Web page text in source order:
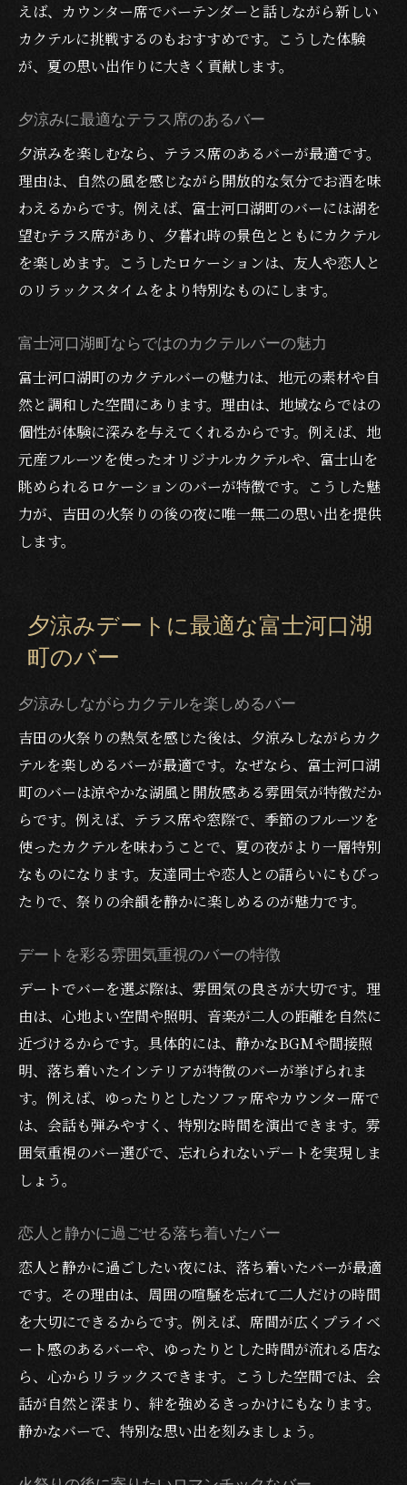
えば、カウンター席でバーテンダーと話しながら新しい
カクテルに挑戦するのもおすすめです。こうした体験
が、夏の思い出作りに大きく貢献します。
夕涼みに最適なテラス席のあるバー
夕涼みを楽しむなら、テラス席のあるバーが最適です。
理由は、自然の風を感じながら開放的な気分でお酒を味
わえるからです。例えば、富士河口湖町のバーには湖を
望むテラス席があり、夕暮れ時の景色とともにカクテル
を楽しめます。こうしたロケーションは、友人や恋人と
のリラックスタイムをより特別なものにします。
富士河口湖町ならではのカクテルバーの魅力
富士河口湖町のカクテルバーの魅力は、地元の素材や自
然と調和した空間にあります。理由は、地域ならではの
個性が体験に深みを与えてくれるからです。例えば、地
元産フルーツを使ったオリジナルカクテルや、富士山を
眺められるロケーションのバーが特徴です。こうした魅
力が、吉田の火祭りの後の夜に唯一無二の思い出を提供
します。
夕涼みデートに最適な富士河口湖
町のバー
夕涼みしながらカクテルを楽しめるバー
吉田の火祭りの熱気を感じた後は、夕涼みしながらカク
テルを楽しめるバーが最適です。なぜなら、富士河口湖
町のバーは涼やかな湖風と開放感ある雰囲気が特徴だか
らです。例えば、テラス席や窓際で、季節のフルーツを
使ったカクテルを味わうことで、夏の夜がより一層特別
なものになります。友達同士や恋人との語らいにもぴっ
たりで、祭りの余韻を静かに楽しめるのが魅力です。
デートを彩る雰囲気重視のバーの特徴
デートでバーを選ぶ際は、雰囲気の良さが大切です。理
由は、心地よい空間や照明、音楽が二人の距離を自然に
近づけるからです。具体的には、静かなBGMや間接照
明、落ち着いたインテリアが特徴のバーが挙げられま
す。例えば、ゆったりとしたソファ席やカウンター席で
は、会話も弾みやすく、特別な時間を演出できます。雰
囲気重視のバー選びで、忘れられないデートを実現しま
しょう。
恋人と静かに過ごせる落ち着いたバー
恋人と静かに過ごしたい夜には、落ち着いたバーが最適
です。その理由は、周囲の喧騒を忘れて二人だけの時間
を大切にできるからです。例えば、席間が広くプライベ
ート感のあるバーや、ゆったりとした時間が流れる店な
ら、心からリラックスできます。こうした空間では、会
話が自然と深まり、絆を強めるきっかけにもなります。
静かなバーで、特別な思い出を刻みましょう。